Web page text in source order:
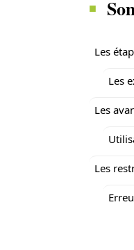
Les
Les
Les
Les